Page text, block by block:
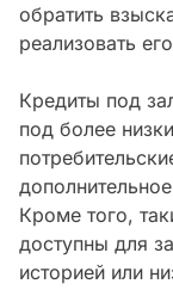
обратить
реализовать
Кредиты под
под более
Кроме того,
доступны для
историей или